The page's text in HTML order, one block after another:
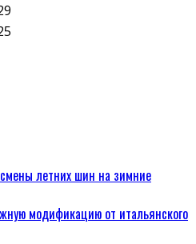
летних шин на зимние
модификацию от итальянского